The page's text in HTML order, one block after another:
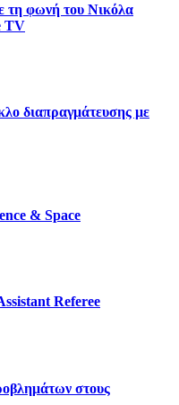
τη φωνή του Νικόλα
TV
διαπραγμάτευσης με
& Space
Referee
στους